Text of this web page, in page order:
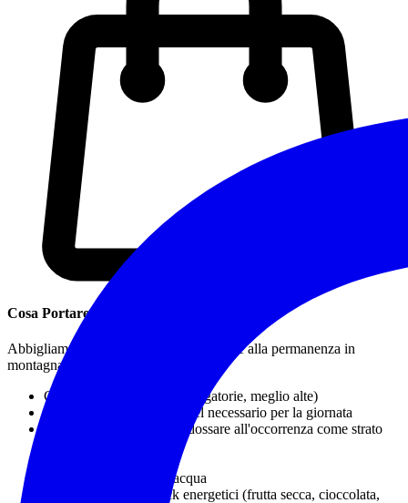
Cosa Portare / Abbigliamento
Abbigliamento idoneo a una escursione e alla permanenza in
montagna o in natura, in particolare:
Calzature da trekking
(obbligatorie, meglio alte)
Zaino adatto al trasporto del necessario per la giornata
Capo impermeabile da indossare all'occorrenza come strato
Almeno 1 litro e 1/2 d'acqua
Pranzo al sacco e snack energetici (frutta secca, cioccolata,